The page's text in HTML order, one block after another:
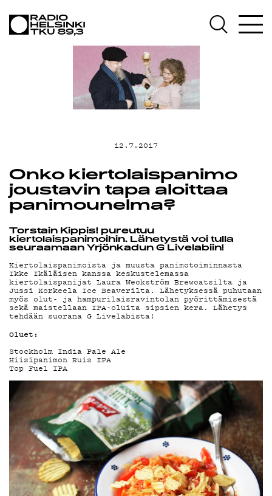
TEKIJÄT
ON-
DEMAND
PODCAST
MAINOSTA
12.7.2017
Onko kiertolaispanimo
joustavin tapa aloittaa
panimounelma?
Torstain Kippis! pureutuu
kiertolaispanimoihin. Lähetystä voi tulla
seuraamaan Yrjönkadun G Livelabiin!
Kiertolaispanimoista ja muusta panimotoiminnasta
Ikke Ikäläisen kanssa keskustelemassa
kiertolaispanijat Laura Weckström Brewcatsilta ja
Jussi Korkeela Ice Beaverilta. Lähetyksessä puhutaan
myös olut- ja hampurilaisravintolan pyörittämisestä
sekä maistellaan IPA-oluita sipsien kera. Lähetys
tehdään suorana G Livelabista!
Oluet:
Stockholm India Pale Ale
Hiisipanimon Ruis IPA
Top Fuel IPA